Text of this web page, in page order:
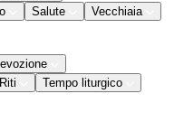
Salute
Vecchiaia
Riti
Tempo liturgico